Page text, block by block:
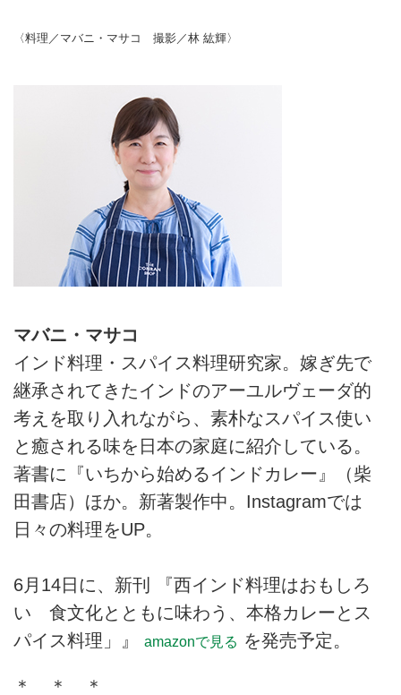
〈料理／マバニ・マサコ 撮影／林 紘輝〉
マバニ・マサコ
インド料理・スパイス料理研究家。嫁ぎ先で
継承されてきたインドのアーユルヴェーダ的
考えを取り入れながら、素朴なスパイス使い
と癒される味を日本の家庭に紹介している。
著書に『いちから始めるインドカレー』（柴
田書店）ほか。新著製作中。Instagramでは
日々の料理をUP。
6月14日に、新刊 『西インド料理はおもしろ
い 食文化とともに味わう、本格カレーとス
パイス料理」』
amazonで見る を発売予定。
＊ ＊ ＊